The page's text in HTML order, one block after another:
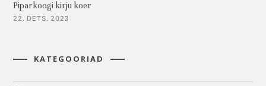
Piparkoogi kirju koer
22. DETS. 2023
KATEGOORIAD